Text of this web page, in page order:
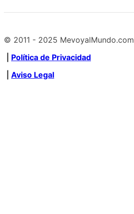
© 2011 - 2025 MevoyalMundo.com
Política de Privacidad
Aviso Legal